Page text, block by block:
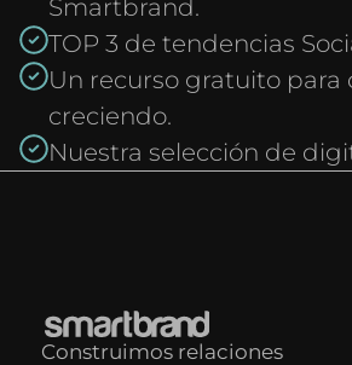
Smartbrand.
TOP 3 de tendencias
Un recurso gratuito para
creciendo.
Nuestra selección de
Construimos relaciones